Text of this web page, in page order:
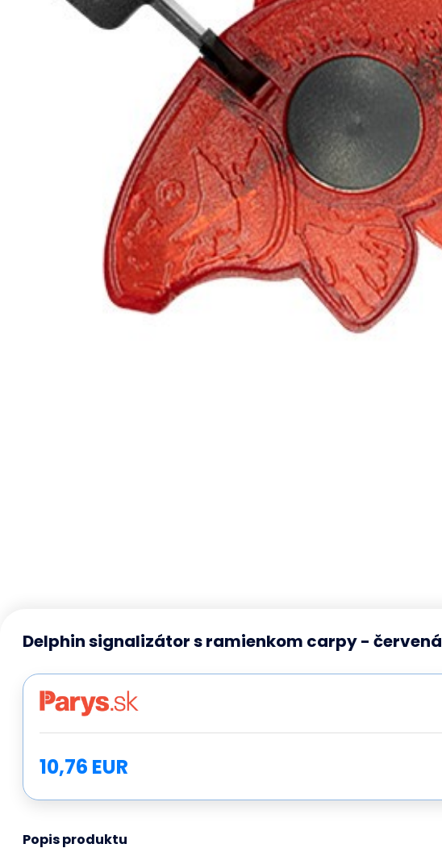
Delphin signalizátor s ramienkom carpy - červená
10,76 EUR
Popis produktu